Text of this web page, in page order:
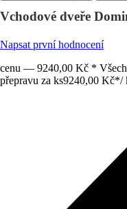
Vchodové dveře
Napsat první hodnocení
cenu — 9240,00 Kč *
přepravu za ks9240,00 Kč*/